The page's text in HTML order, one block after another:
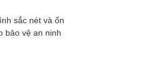
sắc nét và ổn
bảo vệ an ninh